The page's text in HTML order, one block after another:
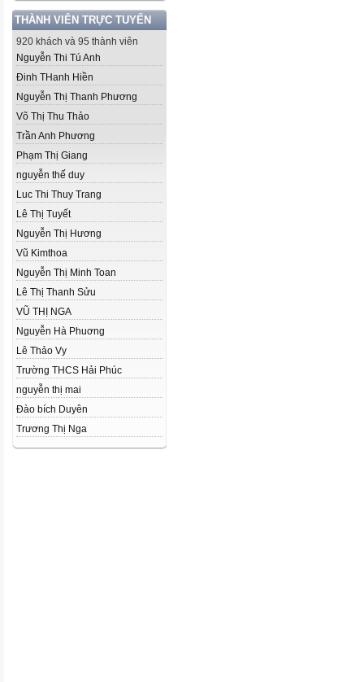
THÀNH VIÊN TRỰC TUYẾN
920 khách và 95 thành viên
Nguyễn Thi Tú Anh
Đinh THanh Hiền
Nguyễn Thị Thanh Phương
Võ Thị Thu Thảo
Trần Anh Phương
Phạm Thị Giang
nguyễn thế duy
Luc Thi Thuy Trang
Lê Thị Tuyết
Nguyễn Thị Hương
Vũ Kimthoa
Nguyễn Thị Minh Toan
Lê Thị Thanh Sửu
VŨ THỊ NGA
Nguyễn Hà Phuơng
Lê Thảo Vy
Trường THCS Hải Phúc
nguyễn thị mai
Đào bích Duyên
Trương Thị Nga